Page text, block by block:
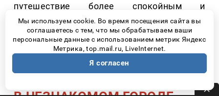
путешествие более спокойным и
безопасным.
4. МАНЕВРИРОВАТЬ
Мы используем cookie. Во время посещения сайта вы
соглашаетесь с тем, что мы обрабатываем ваши
персональные данные с использованием метрик Яндекс
Метрика, top.mail.ru, LiveInternet.
Я согласен